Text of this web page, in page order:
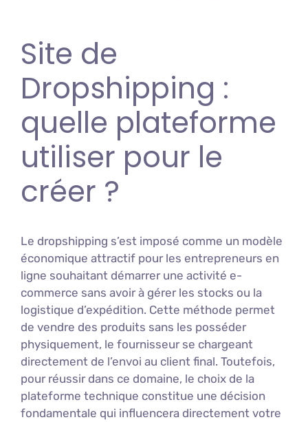
Site de
Dropshipping :
quelle plateforme
utiliser pour le
créer ?
Le dropshipping s’est imposé comme un modèle
économique attractif pour les entrepreneurs en
ligne souhaitant démarrer une activité e-
commerce sans avoir à gérer les stocks ou la
logistique d’expédition. Cette méthode permet
de vendre des produits sans les posséder
physiquement, le fournisseur se chargeant
directement de l’envoi au client final. Toutefois,
pour réussir dans ce domaine, le choix de la
plateforme technique constitue une décision
fondamentale qui influencera directement votre